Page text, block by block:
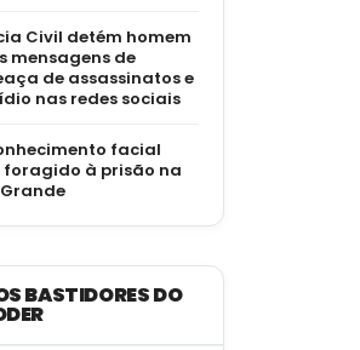
Civil detém homem
mensagens de
de assassinatos e
nas redes sociais
facial
foragido à prisão na
BASTIDORES DO